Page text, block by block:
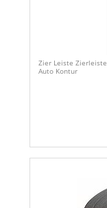
Zier Leiste
Auto Kontur